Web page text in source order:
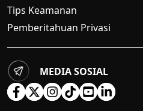
Tips Keamanan
Pemberitahuan Privasi
MEDIA SOSIAL